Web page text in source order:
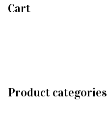
Cart
Product categories